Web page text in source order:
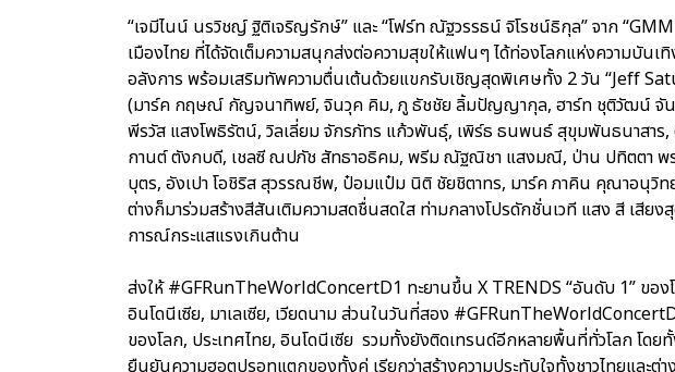
“เจมีไนน์ นรวิชญ์ ฐิติเจริญรักษ์” และ “โฟร์ท ณัฐวรรธน์ จิโรชน์ธิกุล” จาก
เมืองไทย ที่ได้จัดเต็มความสนุกส่งต่อความสุขให้แฟนๆ ได้ท่องโลกแห่งความบันเ
อลังการ พร้อมเสริมทัพความตื่นเต้นด้วยแขกรับเชิญสุดพิเศษทั้ง 2 วัน “Jeff
(มาร์ค กฤษณ์ กัญจนาทิพย์, จินวุค คิม, ภู ธัชชัย ลิ้มปัญญากุล, ฮาร์ท ชุติวัฒน์ จั
พีรวัส แสงโพธิรัตน์, วิลเลี่ยม จักรภัทร แก้วพันธุ์, เพิร์ธ ธนพนธ์ สุขุมพันธนาสาร
กานต์ ตังกบดี, เชลซี ณปภัช สัทธาอธิคม, พรีม ณัฐณิชา แสงมณี, ป่าน ปทิตตา พ
บุตร, อังเปา โอชิริส สุวรรณชีพ, ป๋อมแป๋ม นิติ ชัยชิตาทร, มาร์ค ภาคิน คุณาอนุวิท
ต่างก็มาร่วมสร้างสีสันเติมความสดชื่นสดใส ท่ามกลางโปรดักชั่นเวที แสง สี เสียง
การณ์กระแสแรงเกินต้าน
ส่งให้ #GFRunTheWorldConcertD1 ทะยานขึ้น X TRENDS “อันดับ 1” ของ
อินโดนีเซีย, มาเลเซีย, เวียดนาม ส่วนในวันที่สอง
ของโลก, ประเทศไทย, อินโดนีเซีย รวมทั้งยังติดเทรนด์อีกหลายพื้นที่ทั่วโลก โดย
ยืนยันความฮอตปรอทแตกของทั้งคู่ เรียกว่าสร้างความประทับใจทั้งชาวไทยและต่